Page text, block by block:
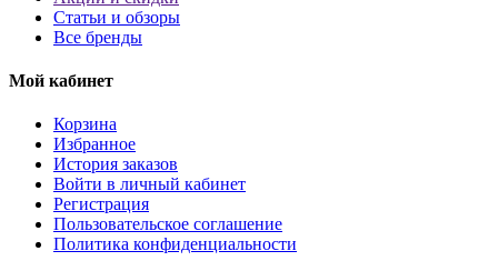
Статьи и обзоры
Все бренды
Мой кабинет
Корзина
Избранное
История заказов
Войти в личный кабинет
Регистрация
Пользовательское соглашение
Политика конфиденциальности